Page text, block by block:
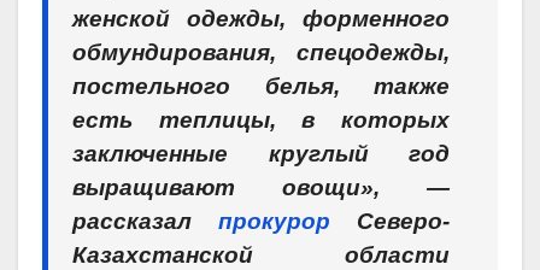
женской одежды, форменного
обмундирования, спецодежды,
постельного белья, также
есть теплицы, в которых
заключенные круглый год
выращивают овощи», —
рассказал прокурор Северо-
Казахстанской области